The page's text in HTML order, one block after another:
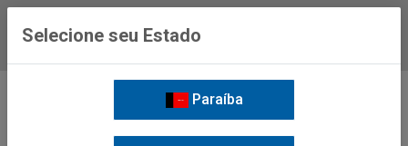
Selecione seu Estado
Paraíba